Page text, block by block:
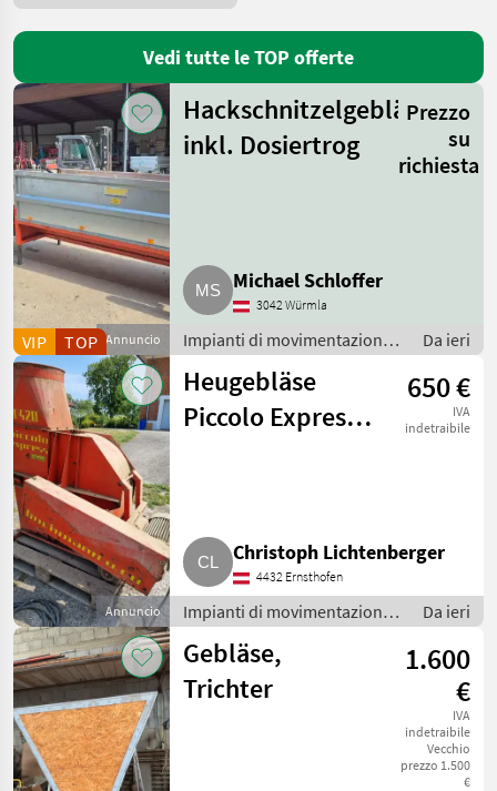
CBlower-Buchmann
1
Epple
1
Mengele
1
MARKETPLACE
Marketplace
Offerte dei
rivenditori
Annunci
Vedi tutte le TOP offerte
Annuncio
VIP TOP
Hackschnitzelgebläse
inkl. Dosiertrog
Prezzo
su
richiesta
Michael Schloffer
3042 Würmla
Impianti di movimentazione
e trasporto / Soffiatori
Da ieri
Annuncio
Heugebläse
Piccolo Express
650 €
IVA
indetraibile
Christoph Lichtenberger
4432 Ernsthofen
Impianti di movimentazione
e trasporto / Soffiatori
Da ieri
Gebläse,
Trichter
1.600
€
IVA
indetraibile
Vecchio
prezzo 1.500
€